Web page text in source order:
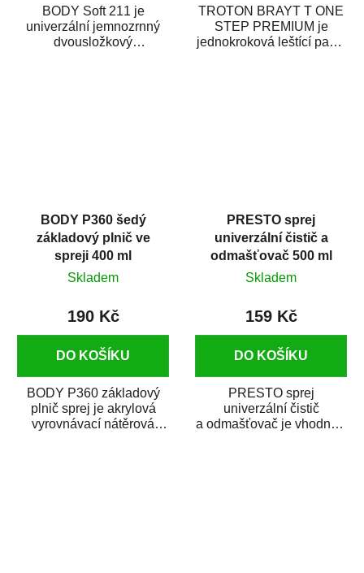
BODY Soft 211 je
univerzální jemnozrnný
dvousložkový
TROTON BRAYT T ONE
STEP PREMIUM je
jednokroková leštící pasta
BODY P360 šedý
základový plnič ve
spreji 400 ml
Skladem
190 Kč
DO KOŠÍKU
BODY P360 základový
plnič sprej je akrylová
vyrovnávací nátěrová
PRESTO sprej
univerzální čistič a
odmašťovač 500 ml
Skladem
159 Kč
DO KOŠÍKU
PRESTO sprej
univerzální čistič
a odmašťovač je vhodný k